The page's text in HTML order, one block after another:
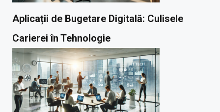
Aplicații de Bugetare Digitală: Culisele
Carierei în Tehnologie